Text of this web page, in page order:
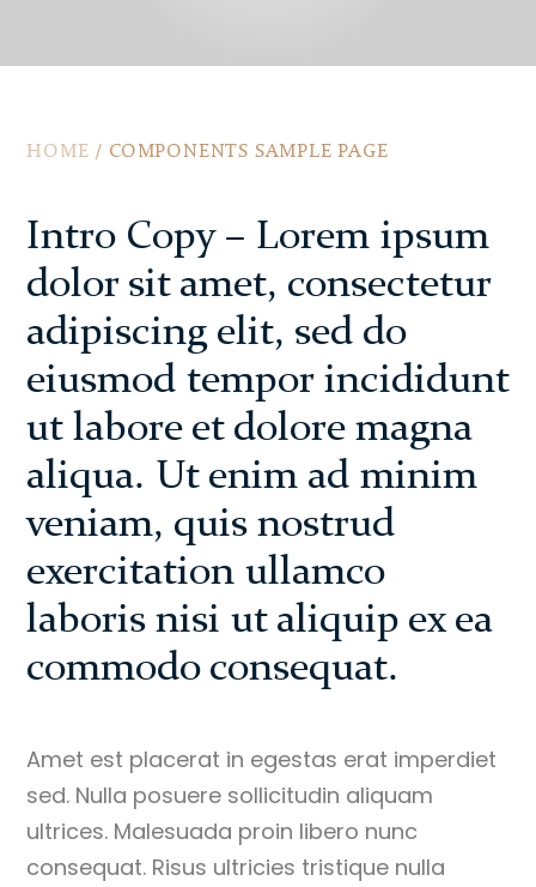
HOME / COMPONENTS SAMPLE PAGE
Intro Copy – Lorem ipsum
dolor sit amet, consectetur
adipiscing elit, sed do
eiusmod tempor incididunt
ut labore et dolore magna
aliqua. Ut enim ad minim
veniam, quis nostrud
exercitation ullamco
laboris nisi ut aliquip ex ea
commodo consequat.
Amet est placerat in egestas erat imperdiet
sed. Nulla posuere sollicitudin aliquam
ultrices. Malesuada proin libero nunc
consequat. Risus ultricies tristique nulla